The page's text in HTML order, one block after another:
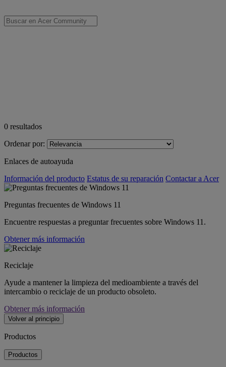
0 resultados
Ordenar por:
Enlaces de autoayuda
Información del producto Estatus de su reparación Contactar a Acer
Preguntas frecuentes de Windows 11
Encuentre respuestas a preguntar frecuentes sobre Windows 11.
Obtener más información
Reciclaje
Ayude a mantener la limpieza del medioambiente a través del
intercambio o reciclaje de un producto obsoleto.
Obtener más información
Volver al principio
Productos
Productos